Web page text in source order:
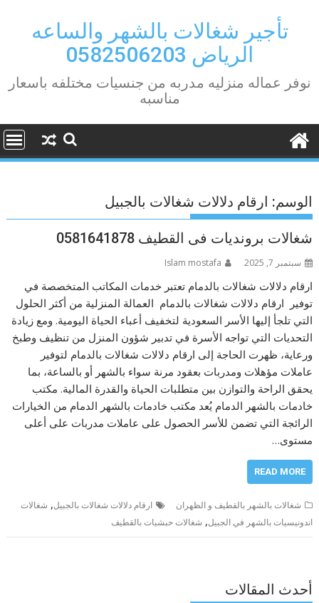
contentتأجير شغالات بالشهر والساعه
الرياض 0582506203
نوفر عماله منزليه مدربه من جنسيات مختلفه باسعار
مناسبه
الوسم: ارقام دلالات شغالات بالجبيل
شغالات برونديات فى القطيف 0581641878
سبتمبر 7, 2025 Islam mostafa
ارقام دلالات شغالات بالدمام تعتبر خدمات المكاتب المتخصصة في
توفير ارقام دلالات شغالات بالدمام العمالة المنزلية من أكثر الحلول
التي تلجأ إليها الأسر السعودية لتخفيف أعباء الحياة اليومية. ومع زيادة
التحديات التي تواجه الأسرة في تدبير شؤون المنزل من تنظيف وطبخ
ورعاية، ظهرت الحاجة إلى ارقام دلالات شغالات بالدمام لتوفير
عاملات مؤهلات ومدربات بعقود مرنة سواء بالشهر أو بالساعة، بما
يحقق الراحة والتوازن بين متطلبات الحياة والقدرة المالية. مكتب
خادمات بالشهر الدمام يُعد مكتب خادمات بالشهر الدمام من الخيارات
الرائجة التي تضمن للأسر الحصول على عاملات مدربات على أعلى
مستوى…
READ MORE
شغالات بالشهر بالقطيف و الظهران ارقام دلالات شغالات بالجبيل, شغالات
اندونيسيات بالشهر في الجبيل, شغالات حبشيات بالقطيف
أحدث المقالات